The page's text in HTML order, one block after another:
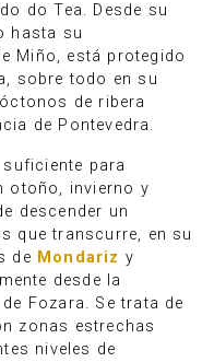
do Tea. Desde su
hasta su
Miño, está protegido
sobre todo en su
de ribera
de Pontevedra.
para
otoño, invierno y
descender un
que transcurre, en su
de Mondariz y
desde la
Fozara. Se trata de
zonas estrechas
niveles de